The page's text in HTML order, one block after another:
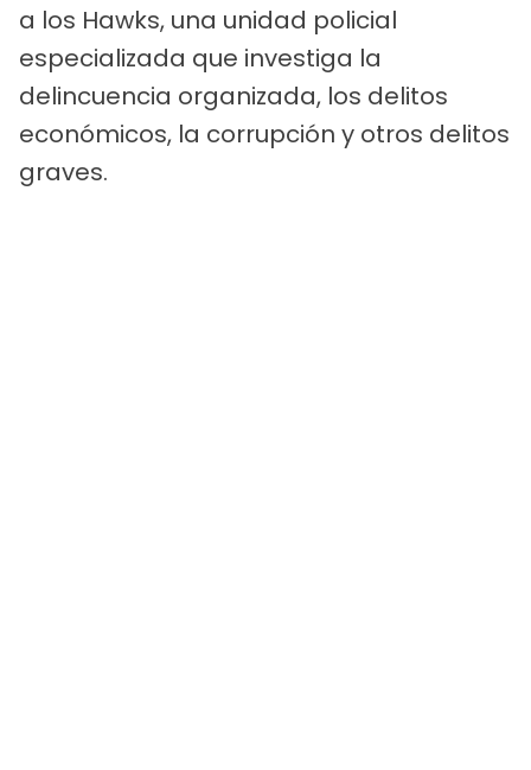
a los Hawks, una unidad policial
especializada que investiga la
delincuencia organizada, los delitos
económicos, la corrupción y otros delitos
graves.